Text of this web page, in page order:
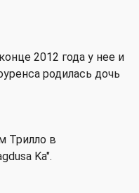
2012 года у нее и
родилась дочь
Трилло в
Ka".